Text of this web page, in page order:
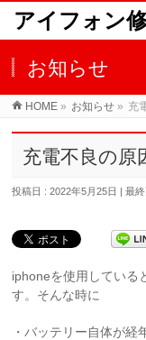
アイフォン
お知らせ
HOME » お知らせ » 充
充電不良の原
投稿日 : 2022年5月25日 最
iphoneを使用している
す。そんな時に
・バッテリー自体が